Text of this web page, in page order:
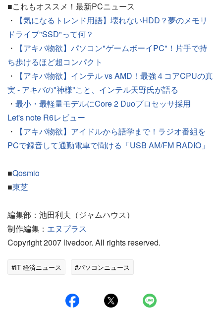
■これもオススメ！最新PCニュース
・
【気になるトレンド用語】壊れないHDD？夢のメモリ
ドライブ"SSD"って何？
・
【アキバ物欲】パソコン"ゲームボーイPC"！片手で持
ち歩けるほど超コンパクト
・
【アキバ物欲】インテル vs AMD！最強４コアCPUの真
実 - アキバの"神様"こと、インテル天野氏が語る
・ 最小・最軽量モデルにCore 2 Duoプロセッサ採用
Let's note R6レビュー
・
【アキバ物欲】アイドルから語学まで！ラジオ番組を
PCで録音して通勤電車で聞ける「USB AM/FM RADIO」
■Qosmio
■東芝
編集部：池田利夫（ジャムハウス）
制作編集： エヌプラス
Copyright 2007 livedoor. All rights reserved.
#IT 経済ニュース #パソコンニュース